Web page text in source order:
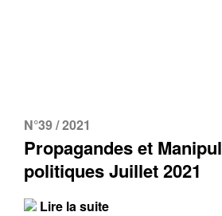
N°39 / 2021
Propagandes et
politiques Juillet 2021
Lire la suite